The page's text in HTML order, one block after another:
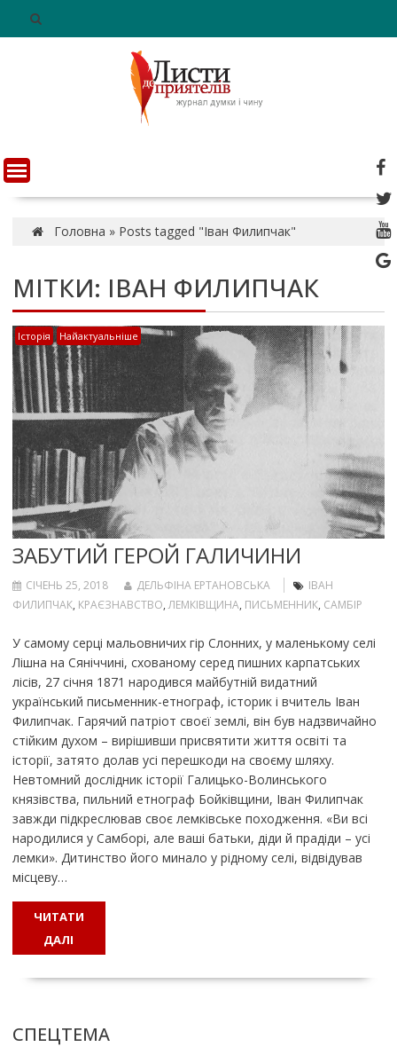
n
t
Головна » Posts tagged "Іван Филипчак"
МІТКИ: ІВАН ФИЛИПЧАК
Історія Найактуальніше
ЗАБУТИЙ ГЕРОЙ ГАЛИЧИНИ
СІЧЕНЬ 25, 2018 ДЕЛЬФІНА ЕРТАНОВСЬКА
ІВАН
ФИЛИПЧАК, КРАЄЗНАВСТВО,ЛЕМКІВЩИНА, ПИСЬМЕННИК, САМБІР
У самому серці мальовничих гір Слонних, у маленькому селі
Лішна на Сяніччині, схованому серед пишних карпатських
лісів, 27 січня 1871 народився майбутній видатний
український письменник-етнограф, історик і вчитель Іван
Филипчак. Гарячий патріот своєї землі, він був надзвичайно
стійким духом – вирішивши присвятити життя освіті та
історії, затято долав усі перешкоди на своєму шляху.
Невтомний дослідник історії Галицько-Волинського
князівства, пильний етнограф Бойківщини, Іван Филипчак
завжди підкреслював своє лемківське походження. «Ви всі
народилися у Самборі, але ваші батьки, діди й прадіди – усі
лемки». Дитинство його минало у рідному селі, відвідував
місцеву…
ЧИТАТИ
ДАЛІ
СПЕЦТЕМА